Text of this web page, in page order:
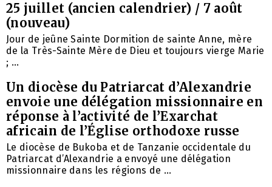
25 juillet (ancien calendrier) / 7 août
(nouveau)
Jour de jeûne Sainte Dormition de sainte Anne, mère
de la Très-Sainte Mère de Dieu et toujours vierge Marie
; ...
Un diocèse du Patriarcat d’Alexandrie
envoie une délégation missionnaire en
réponse à l’activité de l’Exarchat
africain de l’Église orthodoxe russe
Le diocèse de Bukoba et de Tanzanie occidentale du
Patriarcat d’Alexandrie a envoyé une délégation
missionnaire dans les régions de ...